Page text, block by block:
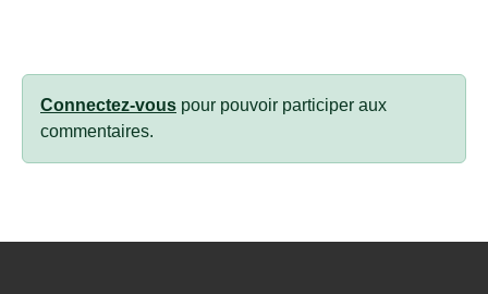
Connectez-vous pour pouvoir participer aux
commentaires.